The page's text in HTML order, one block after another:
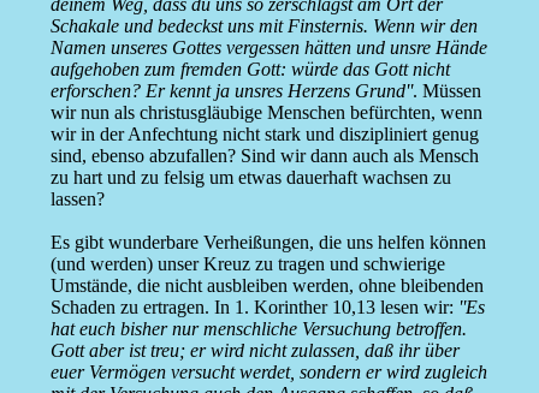
deinem Weg, dass du uns so zerschlägst am Ort der
Schakale und bedeckst uns mit Finsternis. Wenn wir den
Namen unseres Gottes vergessen hätten und unsre Hände
aufgehoben zum fremden Gott: würde das Gott nicht
erforschen? Er kennt ja unsres Herzens Grund''. Müssen
wir nun als christusgläubige Menschen befürchten, wenn
wir in der Anfechtung nicht stark und diszipliniert genug
sind, ebenso abzufallen? Sind wir dann auch als Mensch
zu hart und zu felsig um etwas dauerhaft wachsen zu
lassen?
Es gibt wunderbare Verheißungen, die uns helfen können
(und werden) unser Kreuz zu tragen und schwierige
Umstände, die nicht ausbleiben werden, ohne bleibenden
Schaden zu ertragen. In 1. Korinther 10,13 lesen wir: ''Es
hat euch bisher nur menschliche Versuchung betroffen.
Gott aber ist treu; er wird nicht zulassen, daß ihr über
euer Vermögen versucht werdet, sondern er wird zugleich